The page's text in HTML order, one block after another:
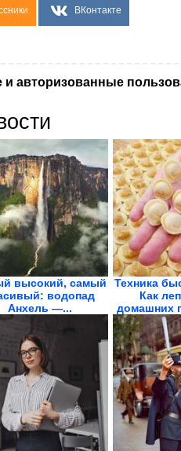
ВКонтакте
авторизованные
высокий, самый
водопад
Анхель —...
Техника
Как
домашних